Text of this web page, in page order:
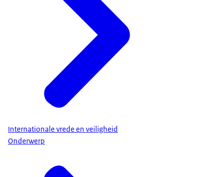
Internationale vrede en veiligheid
Onderwerp